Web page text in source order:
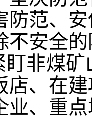
防范、
不安全
盯非煤
店、在
业、重